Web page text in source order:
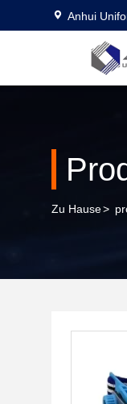
Anhui
Zu Hause>